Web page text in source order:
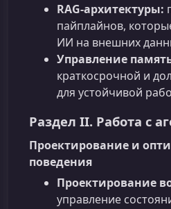
RAG‑архитектуры:
пайплайнов,
ИИ на внешних
Управление
краткосрочной и
для устойчивой
Раздел II. Работа с
Проектирование и
поведения
Проектирование
управление